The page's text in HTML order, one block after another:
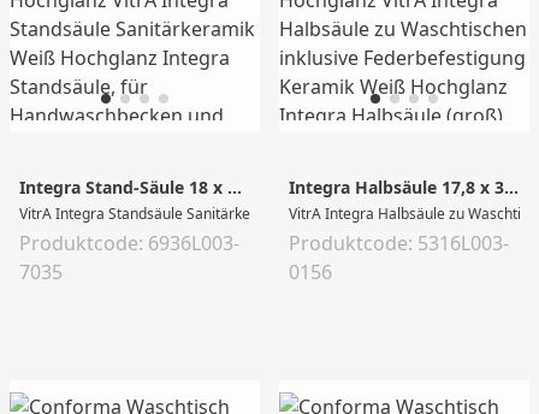
Integra Stand-Säule 18 x 17,5 x 66 cm Weiß Hochglanz
VitrA Integra Standsäule Sanitärkeramik Weiß Hochglanz Integra
Produktcode: 6936L003-
7035
Integra Halbsäule 17,8 x 31,2 x 31 cm Weiß Hochglanz
VitrA Integra Halbsäule zu
Produktcode: 5316L003-
0156